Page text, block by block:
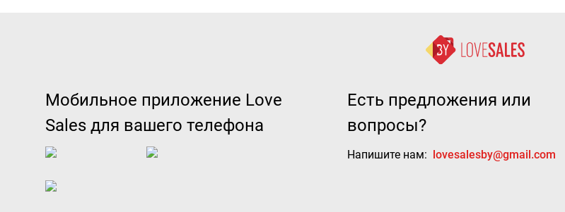
Мобильное приложение Love
Sales для вашего телефона
Есть предложения или
вопросы?
Напишите нам: lovesalesby@gmail.com